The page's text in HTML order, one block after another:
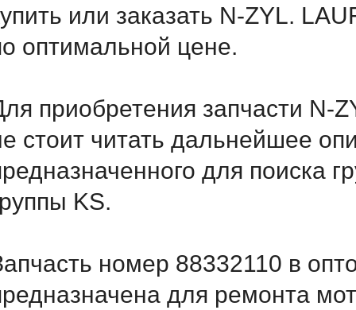
или заказать N-ZYL.
оптимальной цене.
приобретения запчасти N-
стоит читать дальнейшее
для поиска
KS.
номер 88332110 в
для ремонта